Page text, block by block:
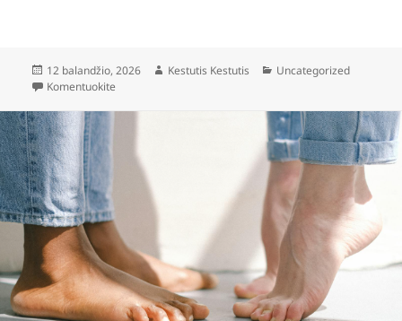
Paskelbta
12 balandžio, 2026 Autorius
Kestutis Kestutis Kategorijos
Uncategorized
Komentuokite